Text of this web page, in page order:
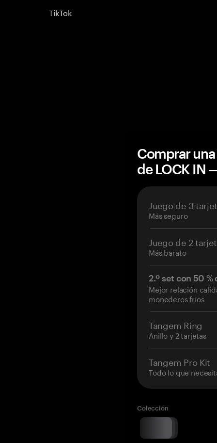
TikTok
Comprar
de LOCK IN
Juego de 3
Más seguro
Juego de 2
Más barato
2.º set con 50
Mejor relación
monederos fríos
Tangem Ring
Anillo y 2 tarjetas
Tangem Pro Kit
Todo lo que
Colección